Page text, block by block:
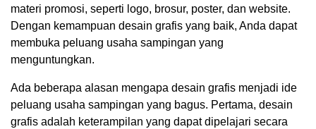
materi promosi, seperti logo, brosur, poster, dan website.
Dengan kemampuan desain grafis yang baik, Anda dapat
membuka peluang usaha sampingan yang
menguntungkan.
Ada beberapa alasan mengapa desain grafis menjadi ide
peluang usaha sampingan yang bagus. Pertama, desain
grafis adalah keterampilan yang dapat dipelajari secara